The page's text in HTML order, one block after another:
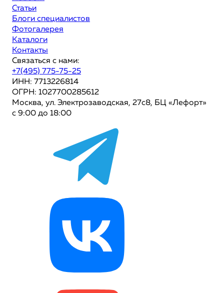
Статьи
Блоги специалистов
Фотогалерея
Каталоги
Контакты
Связаться с нами:
+7(495) 775-75-25
ИНН: 7713226814
ОГРН: 1027700285612
Москва, ул. Электрозаводская, 27с8, БЦ «Лефорт»
с 9:00 до 18:00